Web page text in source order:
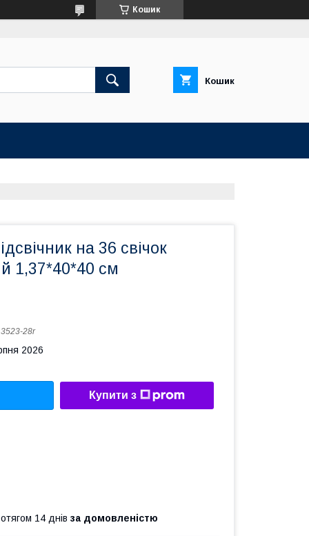
Кошик
Кошик
на 36 свічок
1,37*40*40 см
3523-28r
2026
Купити з
14 днів за домовленістю